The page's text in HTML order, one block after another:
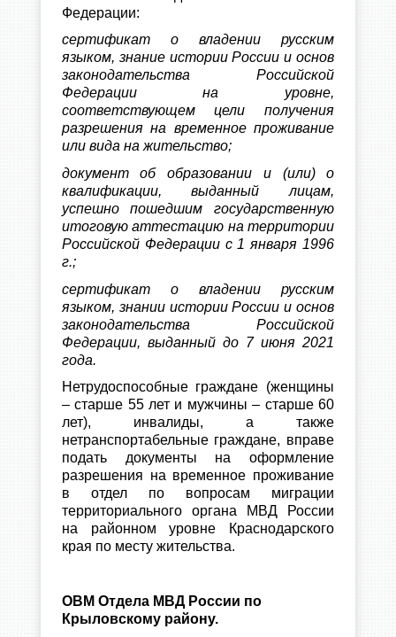
Федерации:
сертификат о владении русским
языком, знание истории России и основ
законодательства Российской
Федерации на уровне,
соответствующем цели получения
разрешения на временное проживание
или вида на жительство;
документ об образовании и (или) о
квалификации, выданный лицам,
успешно пошедшим государственную
итоговую аттестацию на территории
Российской Федерации с 1 января 1996
г.;
сертификат о владении русским
языком, знании истории России и основ
законодательства Российской
Федерации, выданный до 7 июня 2021
года.
Нетрудоспособные граждане (женщины
– старше 55 лет и мужчины – старше 60
лет), инвалиды, а также
нетранспортабельные граждане, вправе
подать документы на оформление
разрешения на временное проживание
в отдел по вопросам миграции
территориального органа МВД России
на районном уровне Краснодарского
края по месту жительства.
ОВМ Отдела МВД России по
Крыловскому району.